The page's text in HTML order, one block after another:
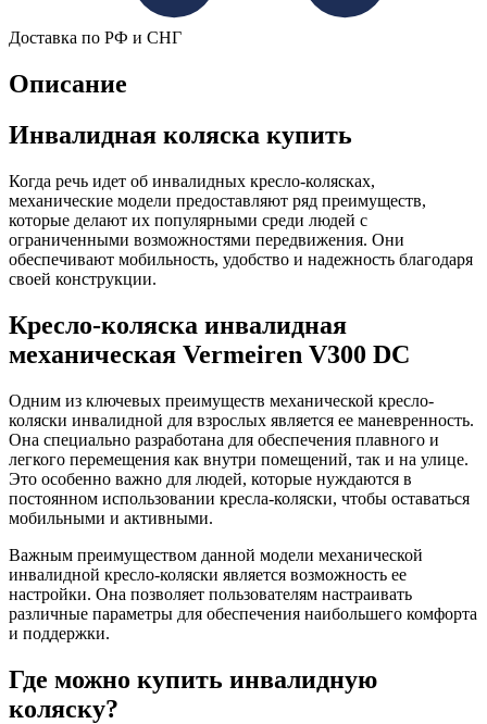
Доставка по РФ и СНГ
Описание
Инвалидная коляска купить
Когда речь идет об инвалидных кресло-колясках,
механические модели предоставляют ряд преимуществ,
которые делают их популярными среди людей с
ограниченными возможностями передвижения. Они
обеспечивают мобильность, удобство и надежность благодаря
своей конструкции.
Кресло-коляска инвалидная
механическая Vermeiren V300 DC
Одним из ключевых преимуществ механической кресло-
коляски инвалидной для взрослых является ее маневренность.
Она специально разработана для обеспечения плавного и
легкого перемещения как внутри помещений, так и на улице.
Это особенно важно для людей, которые нуждаются в
постоянном использовании кресла-коляски, чтобы оставаться
мобильными и активными.
Важным преимуществом данной модели механической
инвалидной кресло-коляски является возможность ее
настройки. Она позволяет пользователям настраивать
различные параметры для обеспечения наибольшего комфорта
и поддержки.
Где можно купить инвалидную
коляску?